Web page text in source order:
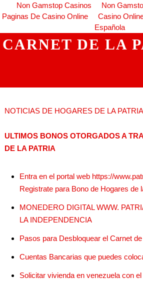
Non Gamstop Casinos Non
Paginas De Casino Online
Casino
Española
CARNET DE LA
NOTICIAS DE HOGARES DE LA
ULTIMOS BONOS OTORGADOS A
DE LA PATRIA
Entra en el portal web https://
Registrate para Bono de Hogares de
MONEDERO DIGITAL WWW.
LA INDEPENDENCIA
Pasos para Desbloquear el Carnet
Cuentas Bancarias que puedes
Solicitar vivienda en venezuela con